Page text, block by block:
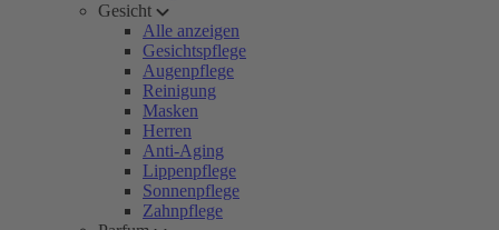
Gesicht
Alle anzeigen
Gesichtspflege
Augenpflege
Reinigung
Masken
Herren
Anti-Aging
Lippenpflege
Sonnenpflege
Zahnpflege